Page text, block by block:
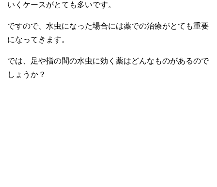
いくケースがとても多いです。
ですので、水虫になった場合には薬での治療がとても重要
になってきます。
では、足や指の間の水虫に効く薬はどんなものがあるので
しょうか？